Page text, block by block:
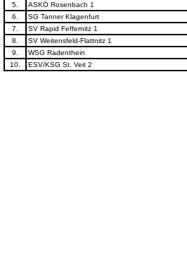
5.
ASKÖ Rosenbach 1
6.
SG Tanner Klagenfurt
7.
SV Rapid Feffernitz 1
8.
SV Weitensfeld-Flattnitz 1
9.
WSG Radenthein
10.
ESV/KSG St. Veit 2